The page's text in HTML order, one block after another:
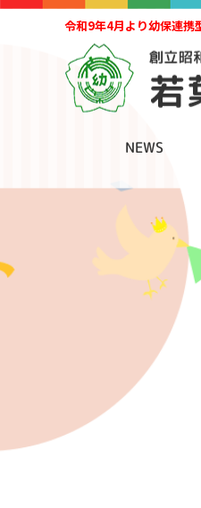
令和9年4月より幼保連携
NEWS